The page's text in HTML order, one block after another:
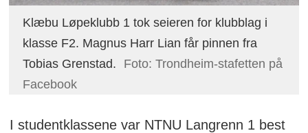
Klæbu Løpeklubb 1 tok seieren for klubblag i
klasse F2. Magnus Harr Lian får pinnen fra
Tobias Grenstad.
Foto: Trondheim-stafetten på
Facebook
I studentklassene var NTNU Langrenn 1 best